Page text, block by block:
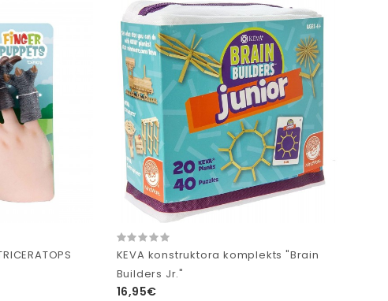
KEVA konstruktora komplekts "Brain
Builders Jr."
16,95€